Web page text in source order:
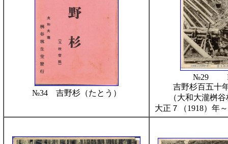
№34 吉野杉（たとう）
№29
吉野杉百五十
（大和大瀧桝
大正７（1918）年